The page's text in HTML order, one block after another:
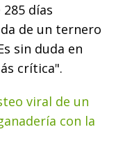
días
de un ternero
sin duda en
crítica".
viral de un
con la